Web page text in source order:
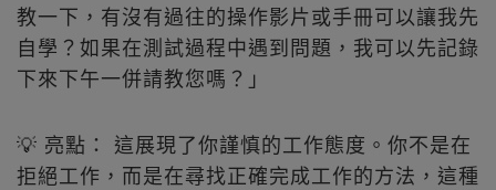
教一下，有沒有過往的操作影片或手冊可以讓我先
自學？如果在測試過程中遇到問題，我可以先記錄
下來下午一併請教您嗎？」
💡 亮點： 這展現了你謹慎的工作態度。你不是在
拒絕工作，而是在尋找正確完成工作的方法，這種